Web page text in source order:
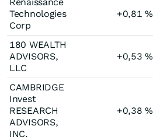
Technologies
Corp
+0,81%
180 WEALTH
ADVISORS,
LLC
+0,53%
CAMBRIDGE
Invest
RESEARCH
ADVISORS,
INC.
+0,38%